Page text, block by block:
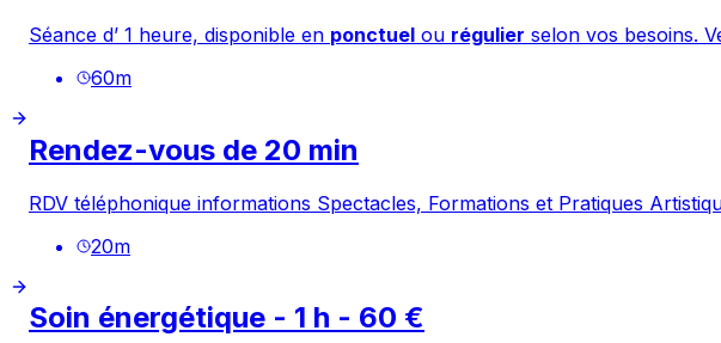
Séance d’ 1 heure, disponible en ponctuel ou régulier selon vos besoins.
60m
Rendez-vous de 20 min
RDV téléphonique informations Spectacles, Formations et Pratiques
20m
Soin énergétique - 1 h - 60 €